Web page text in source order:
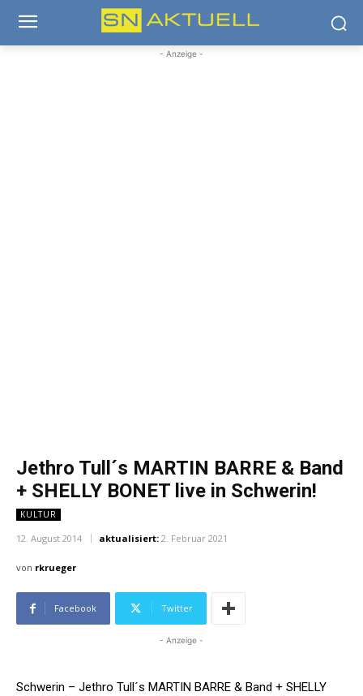
- Anzeige -
Jethro Tull´s MARTIN BARRE & Band
+ SHELLY BONET live in Schwerin!
KULTUR
12. August 2014 aktualisiert: 2. Februar 2021
von rkrueger
Facebook Twitter
- Anzeige -
Schwerin – Jethro Tull´s MARTIN BARRE & Band + SHELLY